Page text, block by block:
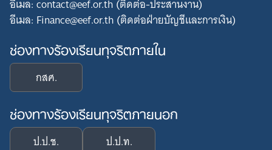
อีเมล: contact@eef.or.th (ติดต่อ-ประสานงาน)
อีเมล: Finance@eef.or.th (ติดต่อฝ่ายบัญชีและการเงิน)
ช่องทางร้องเรียนทุจริตภายใน
กสศ.
ช่องทางร้องเรียนทุจริตภายนอก
ป.ป.ช. ป.ป.ท.